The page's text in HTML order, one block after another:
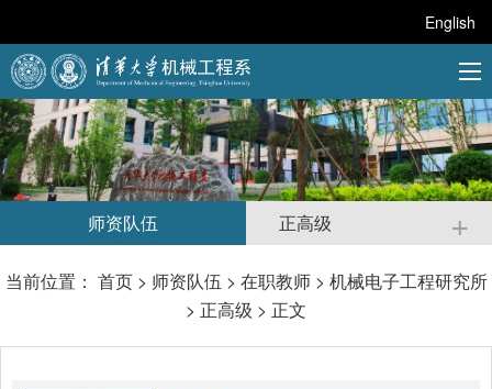
English
师资队伍 正高级 +
当前位置： 首页> 师资队伍 > 在职教师> 机械电子工程研究所
> 正高级 > 正文